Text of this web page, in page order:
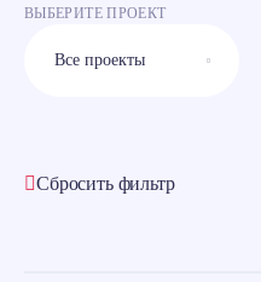
ВЫБЕРИТЕ ПРОЕКТ
Сбросить фильтр